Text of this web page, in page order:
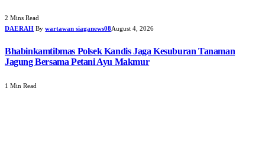
2 Mins Read
DAERAH By wartawan siaganews08August 4, 2026
Bhabinkamtibmas Polsek Kandis Jaga Kesuburan Tanaman
Jagung Bersama Petani Ayu Makmur
1 Min Read